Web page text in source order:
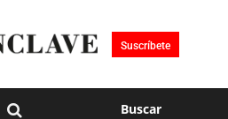
Suscríbete
Buscar